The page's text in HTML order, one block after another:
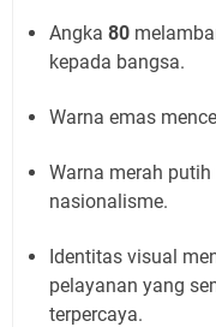
Angka 80
kepada bangsa.
Warna emas
Warna merah
nasionalisme.
Identitas visual
pelayanan yang
terpercaya.